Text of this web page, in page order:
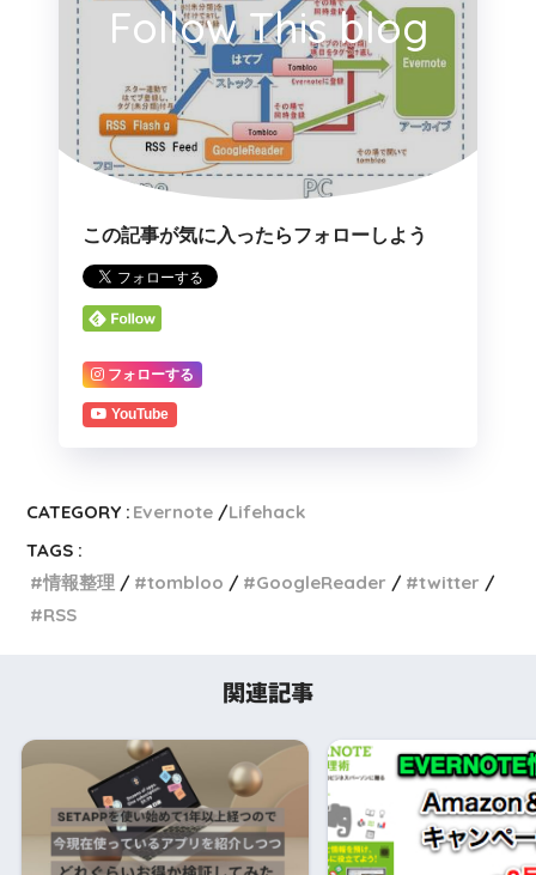
Follow This blog
この記事が気に入ったらフォローしよう
フォローする
YouTube
CATEGORY : Evernote
Lifehack
TAGS :
情報整理
tombloo GoogleReader
twitter
RSS
関連記事